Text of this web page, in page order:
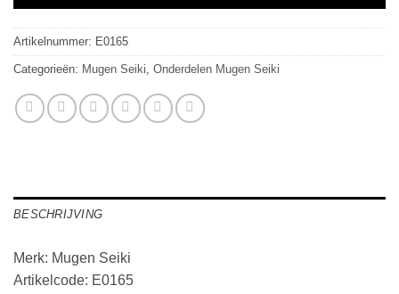
Artikelnummer: E0165
Categorieën: Mugen Seiki Onderdelen Mugen Seiki
BESCHRIJVING
Merk: Mugen Seiki
Artikelcode: E0165